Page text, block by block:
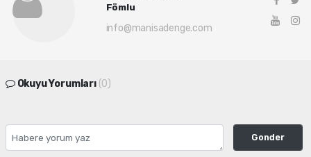
Fömlu
info@manisadenge.com
Okuyu Yorumları (0)
Gonder